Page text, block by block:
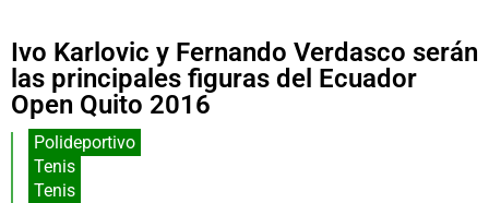
Ivo Karlovic y Fernando Verdasco serán
las principales figuras del Ecuador
Open Quito 2016
Polideportivo
Tenis
Tenis